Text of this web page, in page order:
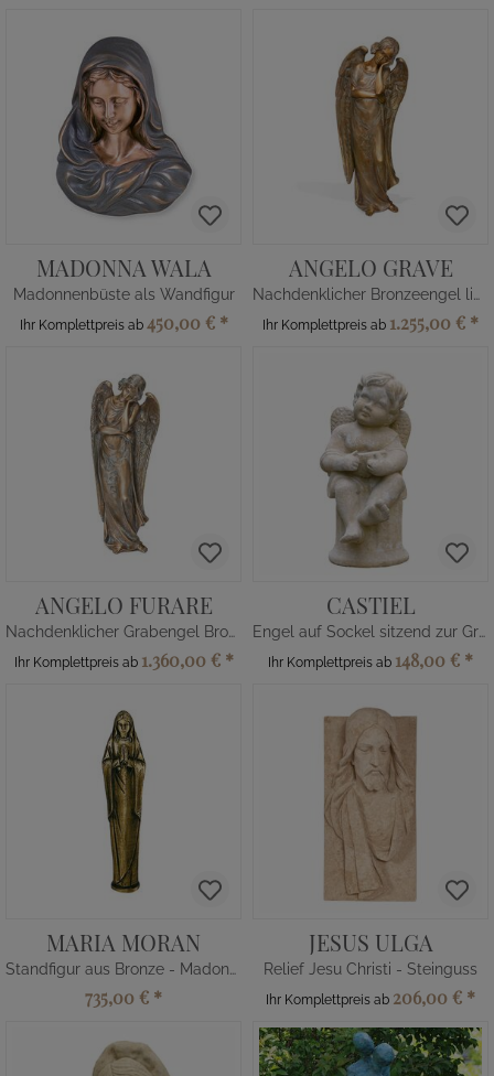
MADONNA WALA
Madonnenbüste als Wandfigur
Ihr Komplettpreis ab 450,00 € *
ANGELO GRAVE
Nachdenklicher Bronzeengel limitiert
Ihr Komplettpreis ab 1.255,00 € *
ANGELO FURARE
Nachdenklicher Grabengel Bronze
Ihr Komplettpreis ab 1.360,00 € *
CASTIEL
Engel auf Sockel sitzend zur Grabdeko
Ihr Komplettpreis ab 148,00 € *
MARIA MORAN
Standfigur aus Bronze - Madonna
735,00 € *
JESUS ULGA
Relief Jesu Christi - Steinguss
Ihr Komplettpreis ab 206,00 € *